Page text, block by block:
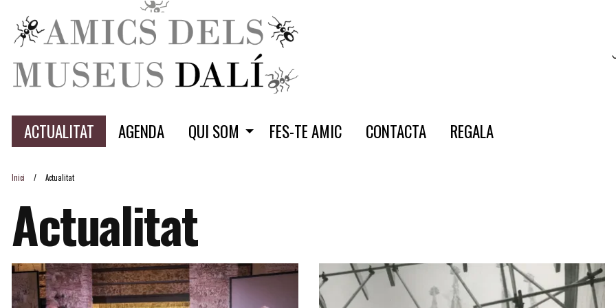
ACTUALITAT AGENDA QUI SOM FES-TE AMIC CONTACTA REGALA
Inici Actualitat
Actualitat